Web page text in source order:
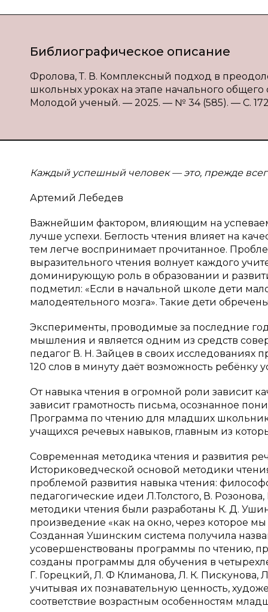
Библиографическое описание
Фролова, Т. В. Комплексный подход в
школьных уроках на этапе начального
Молодой ученый. — 2025. — № 34 (585). — С.
Каждый успешный человек — это, прежде
Артемий Лебедев
Важнейшим фактором, влияющим на
лучше успехи. Беглость чтения влияет на
тем легче воспринимает прочитанное.
выразительного чтения волнует каждого
доминирующую роль в образовании и
подметил: «Если в начальной школе дети
малодеятельного мозга». Такие дети
Эксперименты, проводимые за последние
мышления и является одним из средств
педагог В. Н. Зайцев в своих исследованиях
120 слов в минуту даёт возможность ребёнку
От навыка чтения в огромной роли зависит
зависит грамотность письма, осознанное
Программа по чтению для младших
учащихся речевых навыков, главным из
Современная методика чтения и развития
Историковедческой основой методики
проблемой развития навыка чтения:
педагогические идеи Л.Толстого, В.
методики чтения были разработаны К. Д.
произведение «как на окно, через которое
Созданная Ушинским система получила
усовершенствованы программы по чтению,
созданы программы для обучения в
Г. Горецкий, Л. Ф Климанова, Л. К. Пискунова,
учитывая их познавательную ценность,
соответствие возрастным особенностям